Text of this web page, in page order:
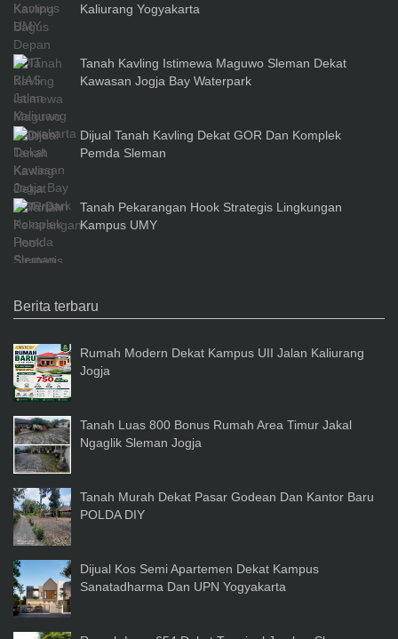
Kaliurang Yogyakarta
Tanah Kavling Istimewa Maguwo Sleman Dekat
Kawasan Jogja Bay Waterpark
Dijual Tanah Kavling Dekat GOR Dan Komplek
Pemda Sleman
Tanah Pekarangan Hook Strategis Lingkungan
Kampus UMY
Berita terbaru
Rumah Modern Dekat Kampus UII Jalan Kaliurang
Jogja
Tanah Luas 800 Bonus Rumah Area Timur Jakal
Ngaglik Sleman Jogja
Tanah Murah Dekat Pasar Godean Dan Kantor Baru
POLDA DIY
Dijual Kos Semi Apartemen Dekat Kampus
Sanatadharma Dan UPN Yogyakarta